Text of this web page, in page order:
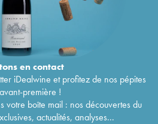
encontact
iDealwine et profitez de nos pépites
première !
votre boîte mail : nos découvertes du
actualités, analyses...